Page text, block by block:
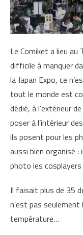
Le Comiket a lieu au
difficile à manquer
la Japan Expo, ce
tout le monde est
dédié, à l’extérieur
poser à l’intérieur
ils posent pour les
aussi bien organisé
photo les
Il faisait plus de 35
n’est pas
température…